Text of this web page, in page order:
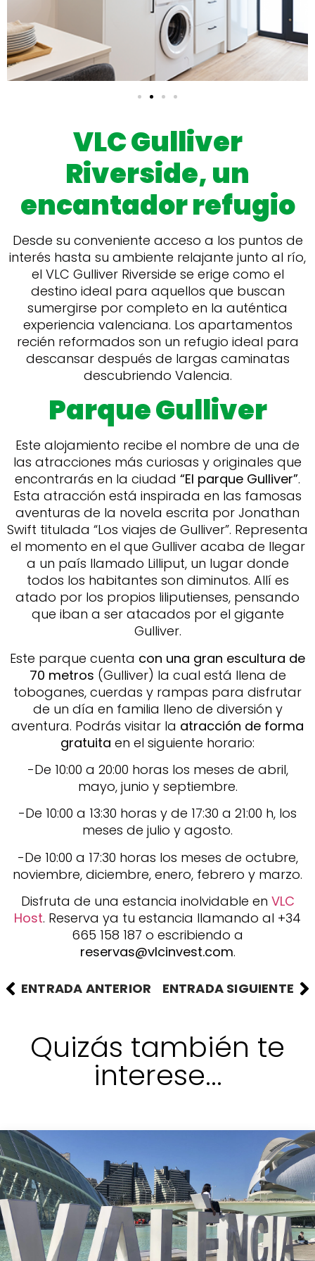
VLC Gulliver
Riverside, un
encantador refugio
Desde su conveniente acceso a los puntos de
interés hasta su ambiente relajante junto al río,
el VLC Gulliver Riverside se erige como el
destino ideal para aquellos que buscan
sumergirse por completo en la auténtica
experiencia valenciana. Los apartamentos
recién reformados son un refugio ideal para
descansar después de largas caminatas
descubriendo Valencia.
Parque Gulliver
Este alojamiento recibe el nombre de una de
las atracciones más curiosas y originales que
encontrarás en la ciudad “El parque Gulliver”.
Esta atracción está inspirada en las famosas
aventuras de la novela escrita por Jonathan
Swift titulada “Los viajes de Gulliver”. Representa
el momento en el que Gulliver acaba de llegar
a un país llamado Lilliput, un lugar donde
todos los habitantes son diminutos. Allí es
atado por los propios liliputienses, pensando
que iban a ser atacados por el gigante
Gulliver.
Este parque cuenta con una gran escultura de
70 metros (Gulliver) la cual está llena de
toboganes, cuerdas y rampas para disfrutar
de un día en familia lleno de diversión y
aventura. Podrás visitar la atracción de forma
gratuita en el siguiente horario:
-De 10:00 a 20:00 horas los meses de abril,
mayo, junio y septiembre.
-De 10:00 a 13:30 horas y de 17:30 a 21:00 h, los
meses de julio y agosto.
-De 10:00 a 17:30 horas los meses de octubre,
noviembre, diciembre, enero, febrero y marzo.
Disfruta de una estancia inolvidable en VLC
Host. Reserva ya tu estancia llamando al +34
665 158 187 o escribiendo a
reservas@vlcinvest.com.
ENTRADA ANTERIOR ENTRADA SIGUIENTE
Quizás también te
interese...